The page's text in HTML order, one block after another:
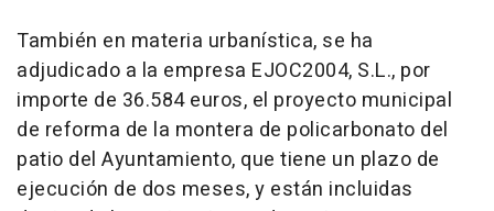
También en materia urbanística, se ha
adjudicado a la empresa EJOC2004, S.L., por
importe de 36.584 euros, el proyecto municipal
de reforma de la montera de policarbonato del
patio del Ayuntamiento, que tiene un plazo de
ejecución de dos meses, y están incluidas